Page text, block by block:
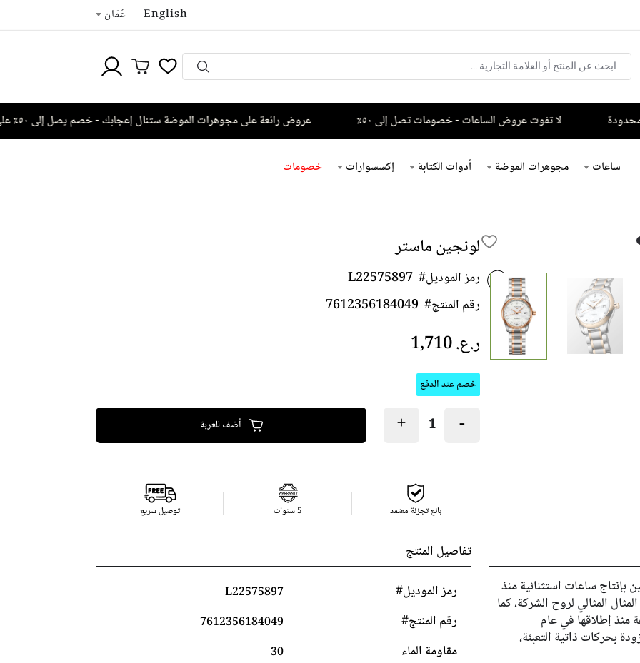
English عُمَان
لا تفوت عروض الساعات - خصومات تصل إلى ٥٠٪ عروض رائعة على مجوهرات الموضة ستنال إعجابك - خصم يصل إلى ٥٠٪ على تشكيلة مختارة
ساعات مجوهرات الموضة أدوات الكتابة إكسسوارات خصومات
لونجين ماستر
رمز الموديل# L22575897
رقم المنتج# 7612356184049
ر.ع.‏ 1,710
خصم عند الدفع
−
+ أضف للعربة
بائع تجزئة معتمد 5 سنوات توصيل سريع
بإنتاج ساعات استثنائية منذ
المثالي لروح الشركة، كما
منذ إطلاقها في عام
بحركات ذاتية التعبئة،
تفاصيل المنتج
رمز الموديل#
L22575897
رقم المنتج# 7612356184049
مقاومة الماء 30